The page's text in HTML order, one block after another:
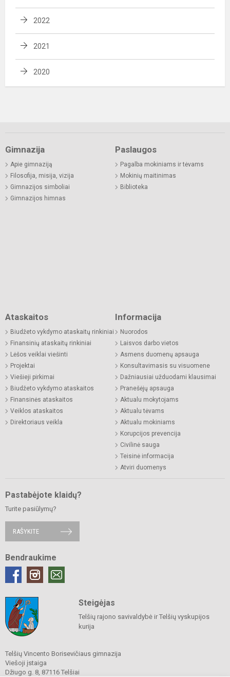
2022
2021
2020
Gimnazija
Apie gimnaziją
Filosofija, misija, vizija
Gimnazijos simboliai
Gimnazijos himnas
Paslaugos
Pagalba mokiniams ir tėvams
Mokinių maitinimas
Biblioteka
Ataskaitos
Biudžeto vykdymo ataskaitų rinkiniai
Finansinių ataskaitų rinkiniai
Lėšos veiklai viešinti
Projektai
Viešieji pirkimai
Biudžeto vykdymo ataskaitos
Finansinės ataskaitos
Veiklos ataskaitos
Direktoriaus veikla
Informacija
Nuorodos
Laisvos darbo vietos
Asmens duomenų apsauga
Konsultavimasis su visuomene
Dažniausiai užduodami klausimai
Pranešėjų apsauga
Aktualu mokytojams
Aktualu tėvams
Aktualu mokiniams
Korupcijos prevencija
Civilinė sauga
Teisinė informacija
Atviri duomenys
Pastabėjote klaidų?
Turite pasiūlymų?
RAŠYKITE
Bendraukime
Steigėjas
Telšių rajono savivaldybė ir Telšių vyskupijos
kurija
Telšių Vincento Borisevičiaus gimnazija
Viešoji įstaiga
Džiugo g. 8, 87116 Telšiai